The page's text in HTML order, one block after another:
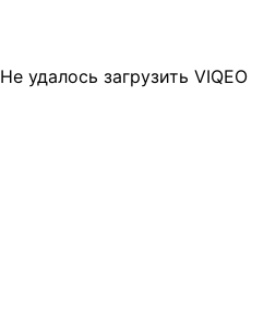
Не удалось загрузить VIQEO